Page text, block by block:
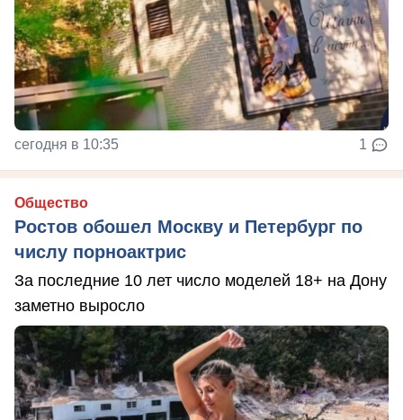
сегодня в 10:35 1
Общество
Ростов обошел Москву и Петербург по
числу порноактрис
За последние 10 лет число моделей 18+ на Дону
заметно выросло